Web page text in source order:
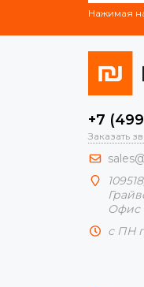
Нажимая
+7
Заказать
Офис
с ПН